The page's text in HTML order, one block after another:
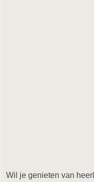
Wil je genieten van